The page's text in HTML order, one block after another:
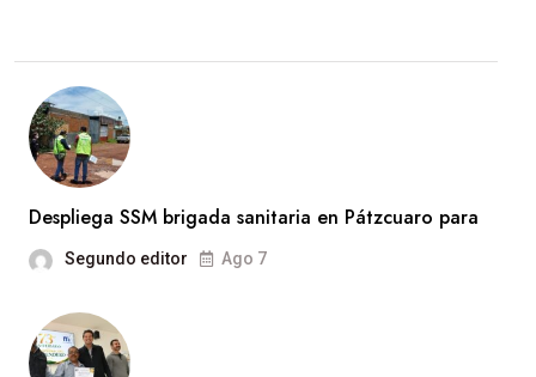
Despliega SSM brigada sanitaria en Pátzcuaro para
Segundo editor Ago 7